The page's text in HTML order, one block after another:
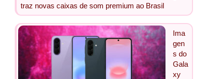
traz novas caixas de som premium ao Brasil
Ima
gen
s do
Gala
xy